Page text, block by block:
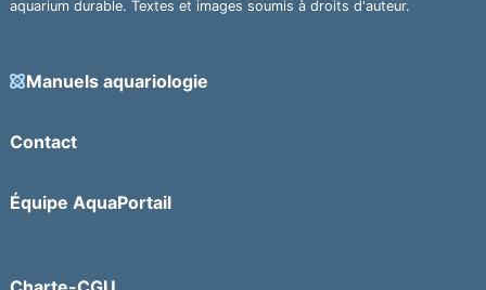
aquarium durable. Textes et images soumis à droits d'auteur.
Manuels aquariologie
Contact
Équipe AquaPortail